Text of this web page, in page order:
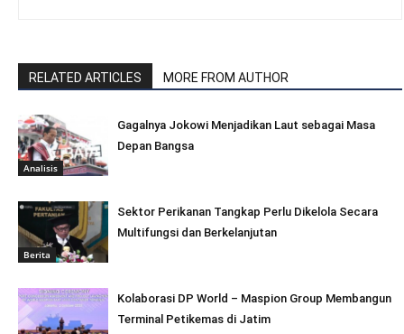
RELATED ARTICLES MORE FROM AUTHOR
Analisis
Gagalnya Jokowi Menjadikan Laut sebagai Masa
Depan Bangsa
Berita
Sektor Perikanan Tangkap Perlu Dikelola Secara
Multifungsi dan Berkelanjutan
Kolaborasi DP World – Maspion Group Membangun
Terminal Petikemas di Jatim